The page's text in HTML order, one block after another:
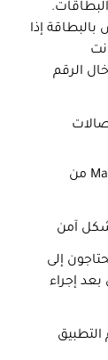
إذا
كانت
بإدخال الرقم
صالات
قم بتحميل تطبيق Mastercard Travel Pass من
إلى
إجراء